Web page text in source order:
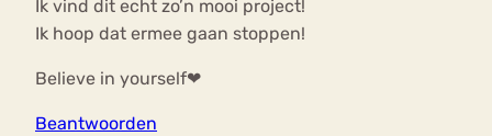
Ik vind dit echt zo’n mooi project!
Ik hoop dat ermee gaan stoppen!
Believe in yourself❤
Beantwoorden